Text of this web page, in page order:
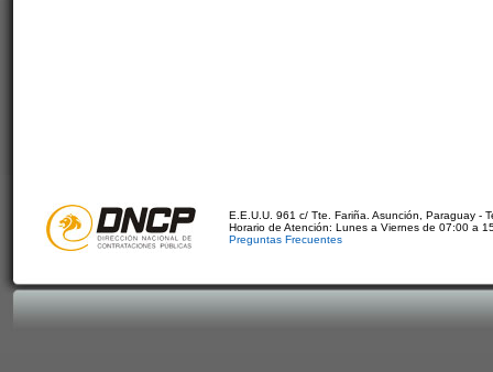
E.E.U.U. 961 c/ Tte. Fariña. Asunción, Paraguay -
Horario de Atención: Lunes a Viernes de 07:00 a
Preguntas Frecuentes